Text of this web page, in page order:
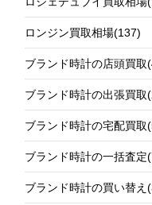
ロンジン買取相場(137)
ブランド時計の店頭買取
ブランド時計の出張買取
ブランド時計の宅配買取
ブランド時計の一括査定
ブランド時計の買い替え